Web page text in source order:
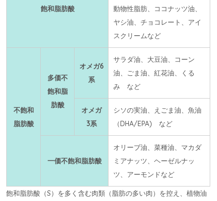
飽和脂肪酸
動物性脂肪、ココナッツ油、
ヤシ油、チョコレート、アイ
スクリームなど
不飽和
脂肪酸
多価不
飽和脂
肪酸
オメガ6
系
サラダ油、大豆油、コーン
油、ごま油、紅花油、くる
み など
オメガ
3系
シソの実油、えごま油、魚油
（DHA/EPA) など
一価不飽和脂肪酸
オリーブ油、菜種油、マカダ
ミアナッツ、ヘーゼルナッ
ツ、アーモンドなど
飽和脂肪酸（S）を多く含む肉類（脂肪の多い肉）を控え、植物油